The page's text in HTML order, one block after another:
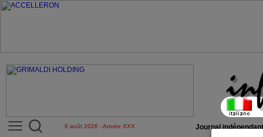
6 août 2026 - Année XXX Journal